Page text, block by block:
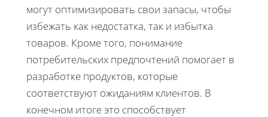
могут оптимизировать свои запасы, чтобы
избежать как недостатка, так и избытка
товаров. Кроме того, понимание
потребительских предпочтений помогает в
разработке продуктов, которые
соответствуют ожиданиям клиентов. В
конечном итоге это способствует